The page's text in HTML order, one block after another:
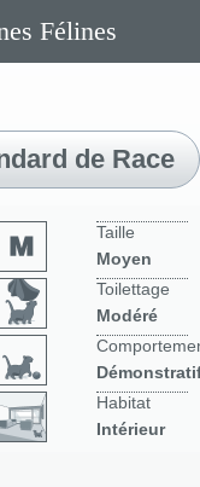
Félines
de Race
Taille
Moyen
Toilettage
Modéré
Habitat
Intérieur